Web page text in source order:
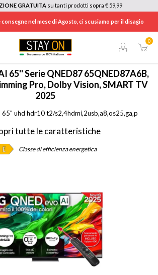
GRATUITA su tanti prodotti sopra € 59,99
nel mese di Agosto, ci scusiamo per il disagio
0
CINEMA / TV / TV MINILED 65QNED87A6B
65'' Serie QNED87 65QNED87A6B,
Pro, Dolby Vision, SMART TV
2025
65" uhd hdr10 t2/s2,4hdmi,2usb,a8,os25,ga,p
tutte le caratteristiche
Classe di efficienza energetica